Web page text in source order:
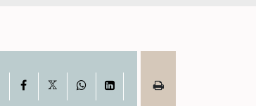
Facebook WhatsAppLinkedIn